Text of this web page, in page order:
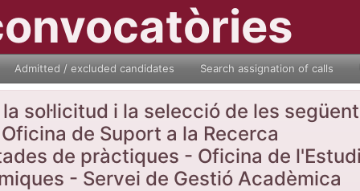
Admitted / excluded candidates Search assignation of calls
sol·licitud i la selecció de les
de Suport a la Recerca
de pràctiques - Oficina de
- Servei de Gestió Acadèmica